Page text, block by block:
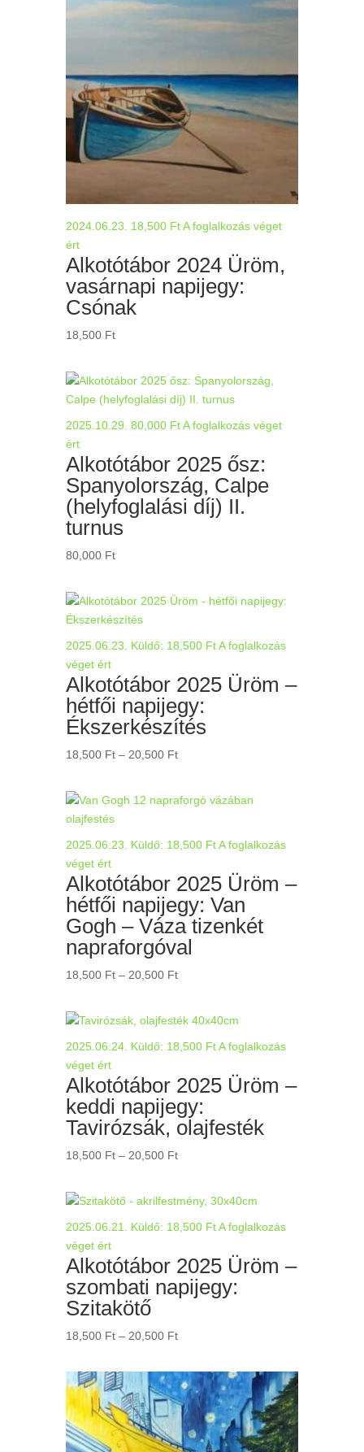
2024.06.23. 18,500 Ft A foglalkozás véget
ért
Alkotótábor 2024 Üröm,
vasárnapi napijegy:
Csónak
18,500 Ft
2025.10.29. 80,000 Ft A foglalkozás véget
ért
Alkotótábor 2025 ősz:
Spanyolország, Calpe
(helyfoglalási díj) II.
turnus
80,000 Ft
2025.06.23. Küldő: 18,500 Ft A foglalkozás
véget ért
Alkotótábor 2025 Üröm –
hétfői napijegy:
Ékszerkészítés
18,500 Ft – 20,500 FtÁrtartomány:
20,500 Ft
2025.06.23. Küldő: 18,500 Ft A foglalkozás
véget ért
Alkotótábor 2025 Üröm –
hétfői napijegy: Van
Gogh – Váza tizenkét
napraforgóval
18,500 Ft – 20,500 FtÁrtartomány:
2025.06.24. Küldő: 18,500 Ft A foglalkozás
véget ért
Alkotótábor 2025 Üröm –
keddi napijegy:
Tavirózsák, olajfesték
18,500 Ft – 20,500 FtÁrtartomány:
20,500 Ft
2025.06.21.
Küldő: 18,500 Ft A foglalkozás
véget ért
Alkotótábor 2025 Üröm –
szombati napijegy:
Szitakötő
18,500 Ft – 20,500 FtÁrtartomány:
-
20,500 Ft